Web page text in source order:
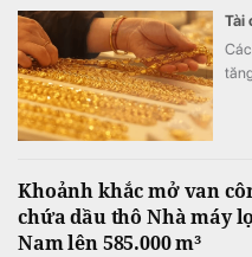
Tài
Khoảnh khắc mở van
chứa dầu thô Nhà máy
Nam lên 585.000 m³